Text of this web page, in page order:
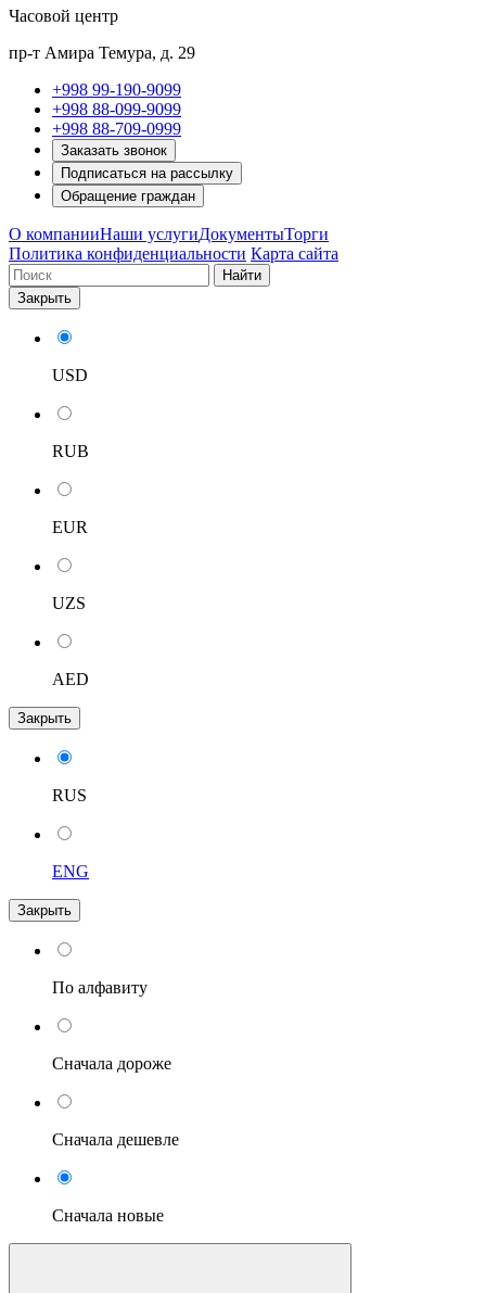
Часовой центр
пр-т Амира Темура, д. 29
+998 99-190-9099
+998 88-099-9099
+998 88-709-0999
Заказать звонок
Подписаться на рассылку
Обращение граждан
О компанииНаши услугиДокументыТорги
Политика конфиденциальности Карта сайта
Найти
Закрыть
USD
RUB
EUR
UZS
AED
Закрыть
RUS
ENG
Закрыть
По алфавиту
Сначала дороже
Сначала дешевле
Сначала новые